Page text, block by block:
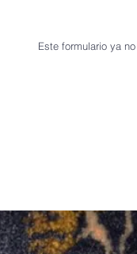
Este formulario ya